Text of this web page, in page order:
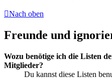
Nach oben
Freunde und
Wozu benötige ich die Listen
Mitglieder?
Du kannst diese Listen